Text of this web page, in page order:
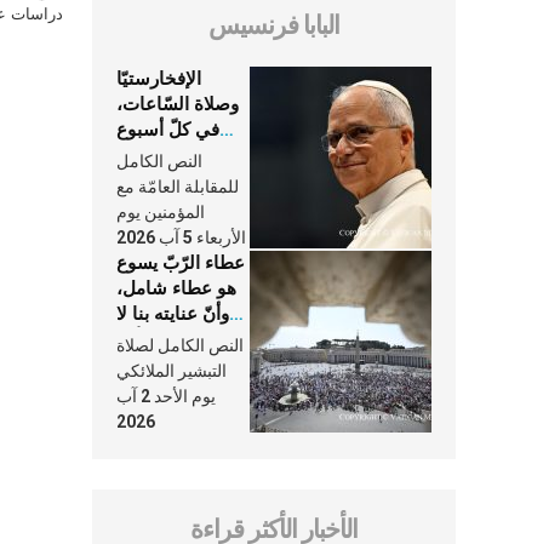
دراسات
البابا فرنسيس
الإفخارستيّا
وصلاة السّاعات،
في كلّ أسبوع
وكلّ يوم، هما
النَّفَس في حياة
الكنيسة
النص الكامل
للمقابلة العامّة مع
المؤمنين يوم
الأربعاء 5 آب 2026
عطاء الرّبّ يسوع
هو عطاء شامل،
وأنّ عنايته بنا لا
تغيب عنّا أبدًا
النص الكامل لصلاة
التبشير الملائكي
يوم الأحد 2 آب
2026
الأخبار الأكثر قراءة